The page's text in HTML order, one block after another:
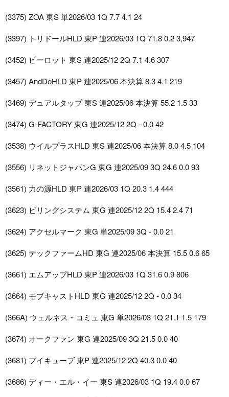
(3375) ZOA 東S 単2026/03 1Q 7.7 4.1 24
(3397) トリドールHLD 東P 連2026/03 1Q 71.8 0.2 3,947
(3452) ビーロット 東S 連2025/12 2Q 7.1 4.6 307
(3457) AndDoHLD 東P 連2025/06 本決算 8.3 4.1 219
(3469) デュアルタップ 東S 連2025/06 本決算 55.2 1.5 33
(3474) G-FACTORY 東G 連2025/12 2Q - 0.0 42
(3538) ウイルプラスHLD 東S 連2025/06 本決算 8.0 4.5 104
(3556) リネットジャパンG 東G 連2025/09 3Q 24.6 0.0 93
(3561) 力の源HLD 東P 連2026/03 1Q 20.3 1.4 444
(3623) ビリングシステム 東G 連2025/12 2Q 15.4 2.4 71
(3624) アクセルマーク 東G 単2025/09 3Q - 0.0 21
(3625) テックファームHD 東G 連2025/06 本決算 15.5 0.6 65
(3661) エムアップHLD 東P 連2026/03 1Q 31.6 0.9 806
(3664) モブキャストHLD 東G 連2025/12 2Q - 0.0 34
(366A) ウェルネス・コミュ 東G 単2026/03 1Q 21.1 1.5 179
(3674) オークファン 東G 連2025/09 3Q 21.5 0.0 40
(3681) ブイキューブ 東P 連2025/12 2Q 40.3 0.0 40
(3686) ディー・エル・イー 東S 連2026/03 1Q 19.4 0.0 67